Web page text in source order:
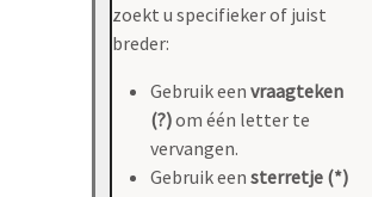
zoekt u specifieker of juist
breder:
Gebruik een vraagteken
(?)om één letter te
vervangen.
Gebruik een sterretje (*)